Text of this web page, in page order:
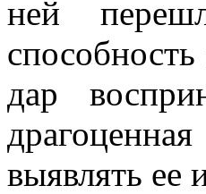
ней
дар
выявлять ее